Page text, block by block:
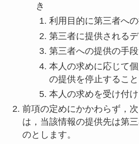
き
利用目的に第三者へ
第三者に提供される
第三者への提供の手
本人の求めに応じて
の提供を停止すること
本人の求めを受け付
前項の定めにかかわらず，
は，当該情報の提供先は第
のとします。